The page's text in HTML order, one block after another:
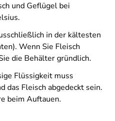
und Geflügel bei
in der kältesten
Wenn Sie Fleisch
die Behälter gründlich.
Flüssigkeit muss
das Fleisch abgedeckt sein.
beim Auftauen.